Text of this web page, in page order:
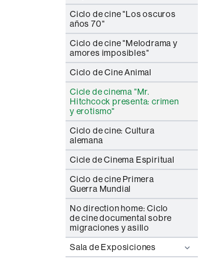
Ciclo de cine "Los oscuros
años 70"
Ciclo de cine "Melodrama y
amores imposibles"
Ciclo de Cine Animal
Cicle de cinema "Mr.
Hitchcock presenta: crimen
y erotismo"
Ciclo de cine: Cultura
alemana
Cicle de Cinema Espiritual
Ciclo de cine Primera
Guerra Mundial
No direction home: Ciclo
de cine documental sobre
migraciones y asillo
Sala de Exposiciones